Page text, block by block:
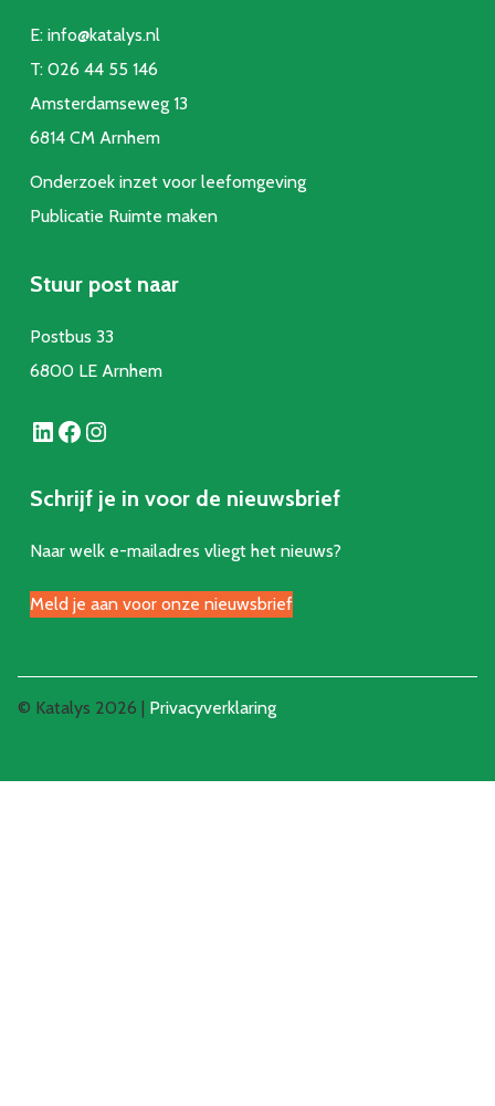
E: info@katalys.nl
T: 026 44 55 146
Amsterdamseweg 13
6814 CM Arnhem
Onderzoek inzet voor leefomgeving
Publicatie Ruimte maken
Stuur post naar
Postbus 33
6800 LE Arnhem
LinkedIn Facebook Instagram
Schrijf je in voor de nieuwsbrief
Naar welk e-mailadres vliegt het nieuws?
Meld je aan voor onze nieuwsbrief
© Katalys 2026 | Privacyverklaring